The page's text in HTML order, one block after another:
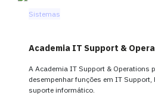
Sistemas
Academia IT Support &
A Academia IT Support & Operations
desempenhar funções em IT Support,
suporte informático.